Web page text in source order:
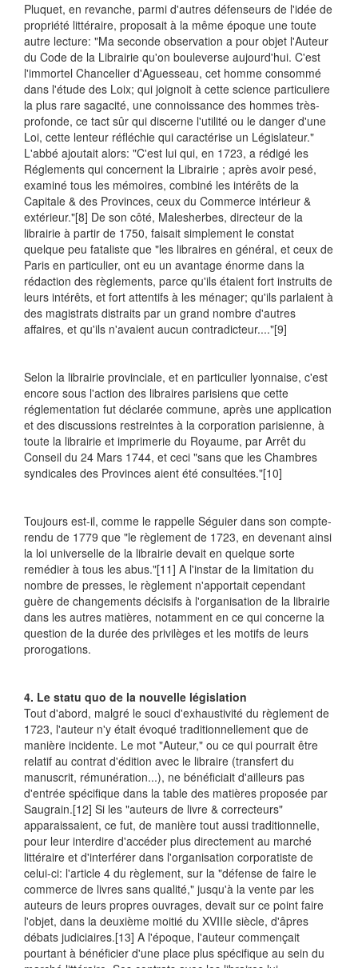
Pluquet, en revanche, parmi d'autres défenseurs de l'idée de
propriété littéraire, proposait à la même époque une toute
autre lecture: "Ma seconde observation a pour objet l'Auteur
du Code de la Librairie qu'on bouleverse aujourd'hui. C'est
l'immortel Chancelier d'Aguesseau, cet homme consommé
dans l'étude des Loix; qui joignoit à cette science particuliere
la plus rare sagacité, une connoissance des hommes très-
profonde, ce tact sûr qui discerne l'utilité ou le danger d'une
Loi, cette lenteur réfléchie qui caractérise un Législateur."
L'abbé ajoutait alors: "C'est lui qui, en 1723, a rédigé les
Réglements qui concernent la Librairie ; après avoir pesé,
examiné tous les mémoires, combiné les intérêts de la
Capitale & des Provinces, ceux du Commerce intérieur &
extérieur."[8] De son côté, Malesherbes, directeur de la
librairie à partir de 1750, faisait simplement le constat
quelque peu fataliste que "les libraires en général, et ceux de
Paris en particulier, ont eu un avantage énorme dans la
rédaction des règlements, parce qu'ils étaient fort instruits de
leurs intérêts, et fort attentifs à les ménager; qu'ils parlaient à
des magistrats distraits par un grand nombre d'autres
affaires, et qu'ils n'avaient aucun contradicteur...."[9]
Selon la librairie provinciale, et en particulier lyonnaise, c'est
encore sous l'action des libraires parisiens que cette
réglementation fut déclarée commune, après une application
et des discussions restreintes à la corporation parisienne, à
toute la librairie et imprimerie du Royaume, par Arrêt du
Conseil du 24 Mars 1744, et ceci "sans que les Chambres
syndicales des Provinces aient été consultées."[10]
Toujours est-il, comme le rappelle Séguier dans son compte-
rendu de 1779 que "le règlement de 1723, en devenant ainsi
la loi universelle de la librairie devait en quelque sorte
remédier à tous les abus."[11] A l'instar de la limitation du
nombre de presses, le règlement n'apportait cependant
guère de changements décisifs à l'organisation de la librairie
dans les autres matières, notamment en ce qui concerne la
question de la durée des privilèges et les motifs de leurs
prorogations.
4. Le statu quo de la nouvelle législation
Tout d'abord, malgré le souci d'exhaustivité du règlement de
1723, l'auteur n'y était évoqué traditionnellement que de
manière incidente. Le mot "Auteur," ou ce qui pourrait être
relatif au contrat d'édition avec le libraire (transfert du
manuscrit, rémunération...), ne bénéficiait d'ailleurs pas
d'entrée spécifique dans la table des matières proposée par
Saugrain.[12] Si les "auteurs de livre & correcteurs"
apparaissaient, ce fut, de manière tout aussi traditionnelle,
pour leur interdire d'accéder plus directement au marché
littéraire et d'interférer dans l'organisation corporatiste de
celui-ci: l'article 4 du règlement, sur la "défense de faire le
commerce de livres sans qualité," jusqu'à la vente par les
auteurs de leurs propres ouvrages, devait sur ce point faire
l'objet, dans la deuxième moitié du XVIIIe siècle, d'âpres
débats judiciaires.[13] A l'époque, l'auteur commençait
pourtant à bénéficier d'une place plus spécifique au sein du